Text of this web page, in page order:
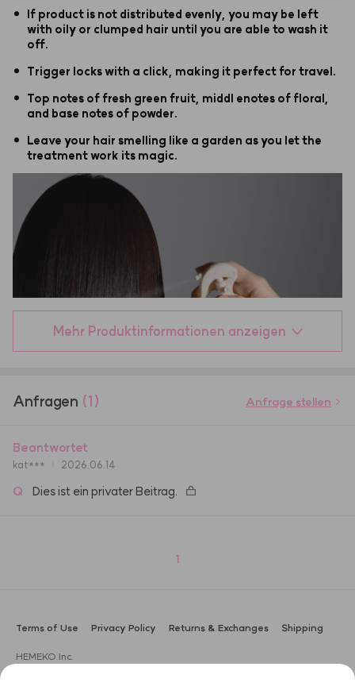
•
If product is not distributed evenly, you may be left
with oily or clumped hair until you are able to wash it
off.
• Trigger locks with a click, making it perfect for travel.
•
Top notes of fresh green fruit, middl enotes of floral,
and base notes of powder.
•
Leave your hair smelling like a garden as you let the
treatment work its magic.
Mehr Produktinformationen anzeigen
Anfragen (1) Anfrage stellen
Beantwortet
kat*** 2026.06.14
Q Dies ist ein privater Beitrag.
1
Terms of Use Privacy Policy Returns & Exchanges Shipping
HEMEKO Inc.